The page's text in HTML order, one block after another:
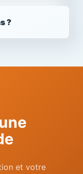
?
et votre